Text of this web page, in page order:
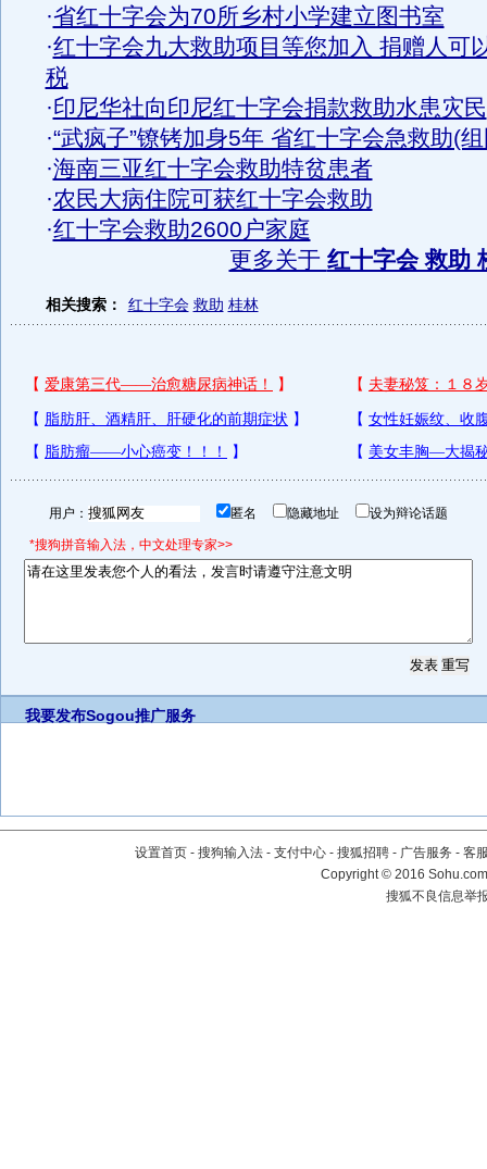
·省红十字会为70所乡村小学建立图书室
·红十字会九大救助项目等您加入 捐赠人可
税
·印尼华社向印尼红十字会捐款救助水患灾民
·“武疯子”镣铐加身5年 省红十字会急救助(
·海南三亚红十字会救助特贫患者
·农民大病住院可获红十字会救助
·红十字会救助2600户家庭
更多关于 红十字会 救助
相关搜索： 红十字会 救助 桂林
用户： 匿名 隐藏地址 设为辩论话题
*搜狗拼音输入法，中文处理专家>>
我要发布Sogou推广服务
设置首页 - 搜狗输入法 - 支付中心 - 搜狐招聘 - 广告服务 - 客
Copyright©2016
搜狐不良信息举